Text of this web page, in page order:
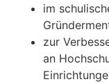
im
zur
an